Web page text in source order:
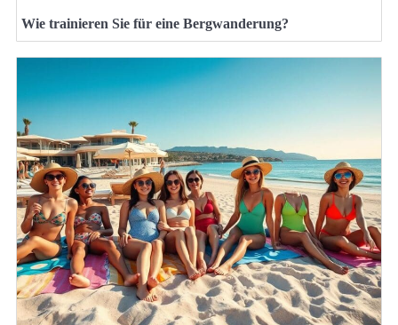
Wie trainieren Sie für eine Bergwanderung?